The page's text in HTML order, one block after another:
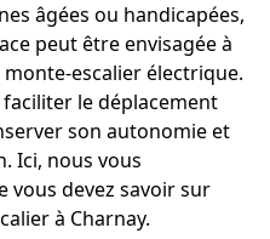
âgées ou handicapées,
peut être envisagée à
escalier électrique.
le déplacement
son autonomie et
Ici, nous vous
vous devez savoir sur
à Charnay.